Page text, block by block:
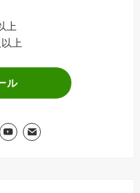
上
上
ル